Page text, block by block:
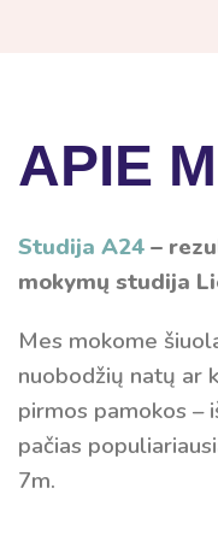
APIE
Studija A24–
mokymų studija
Mes mokome
nuobodžių natų ar
pirmos pamokos –
pačias
7m.